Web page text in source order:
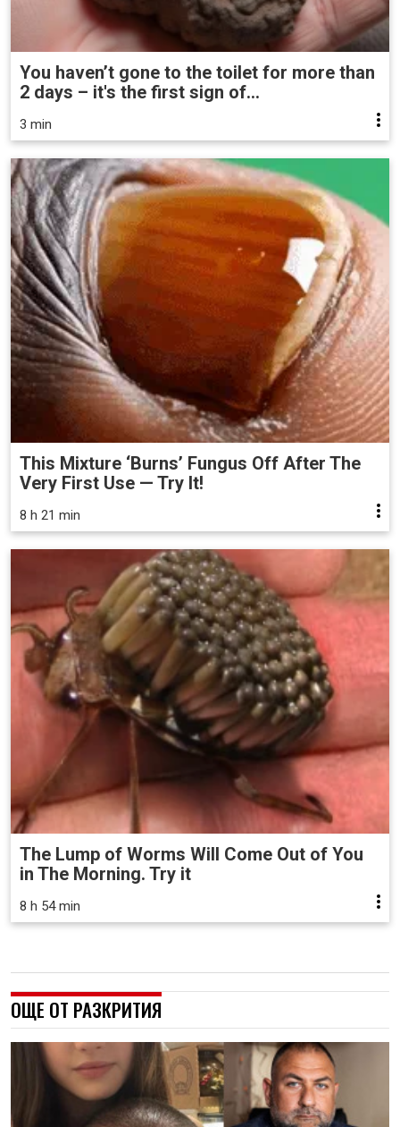
You haven’t gone to the toilet for more than
2 days – it's the first sign of...
3 min
This Mixture ‘Burns’ Fungus Off After The
Very First Use — Try It!
8 h 21 min
The Lump of Worms Will Come Out of You
in The Morning. Try it
8 h 54 min
ОЩЕ ОТ РАЗКРИТИЯ